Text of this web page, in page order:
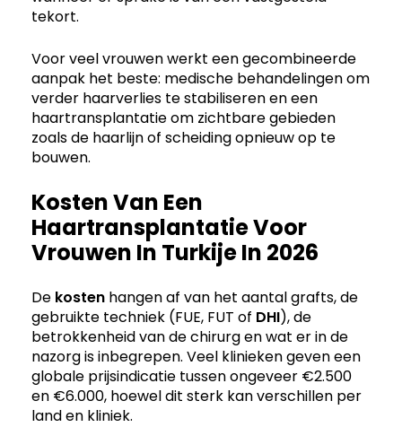
tekort.
Voor veel vrouwen werkt een gecombineerde
aanpak het beste: medische behandelingen om
verder haarverlies te stabiliseren en een
haartransplantatie om zichtbare gebieden
zoals de haarlijn of scheiding opnieuw op te
bouwen.
Kosten Van Een
Haartransplantatie Voor
Vrouwen In Turkije In 2026
De kosten hangen af van het aantal grafts, de
gebruikte techniek (FUE, FUT of DHI), de
betrokkenheid van de chirurg en wat er in de
nazorg is inbegrepen. Veel klinieken geven een
globale prijsindicatie tussen ongeveer €2.500
en €6.000, hoewel dit sterk kan verschillen per
land en kliniek.